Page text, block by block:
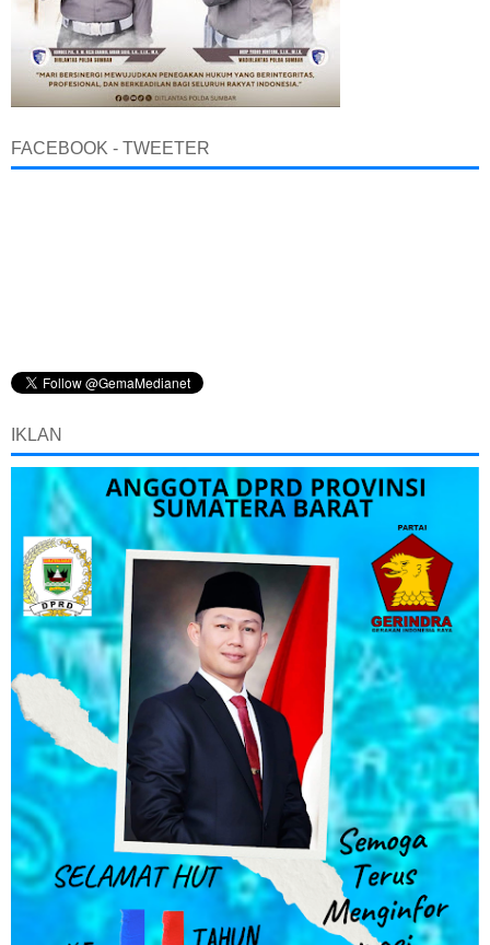
FACEBOOK - TWEETER
IKLAN